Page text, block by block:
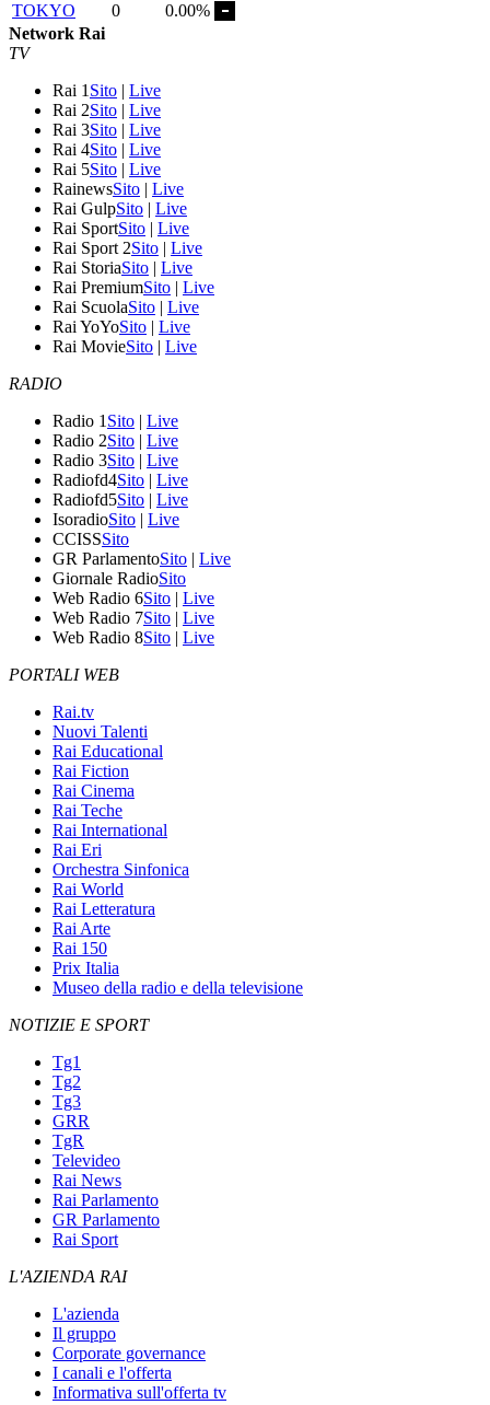
TOKYO
0
0.00%
Network Rai
TV
Rai 1 Sito | Live
Rai 2Sito | Live
Rai 3Sito | Live
Rai 4Sito | Live
Rai 5Sito | Live
RainewsSito | Live
Rai GulpSito | Live
Rai SportSito | Live
Rai Sport 2Sito | Live
Rai StoriaSito | Live
Rai PremiumSito | Live
Rai ScuolaSito | Live
Rai YoYoSito | Live
Rai MovieSito | Live
RADIO
Radio 1 Sito | Live
Radio 2Sito | Live
Radio 3Sito | Live
Radiofd4Sito | Live
Radiofd5Sito | Live
IsoradioSito | Live
CCISSSito
GR ParlamentoSito | Live
Giornale RadioSito
Web Radio 6Sito | Live
Web Radio 7Sito | Live
Web Radio 8Sito | Live
PORTALI WEB
Rai.tv
Nuovi Talenti
Rai Educational
Rai Fiction
Rai Cinema
Rai Teche
Rai International
Rai Eri
Orchestra Sinfonica
Rai World
Rai Letteratura
Rai Arte
Rai 150
Prix Italia
Museo della radio e della televisione
NOTIZIE E SPORT
Tg1
Tg2
Tg3
GRR
TgR
Televideo
Rai News
Rai Parlamento
GR Parlamento
Rai Sport
L'AZIENDA RAI
L'azienda
Il gruppo
Corporate governance
I canali e l'offerta
Informativa sull'offerta tv